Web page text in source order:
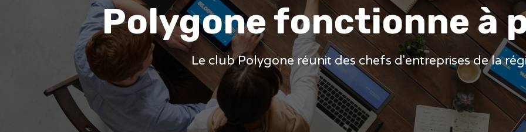
Polygone fonctionne à
Le club Polygone réunit des chefs d'entreprises de la